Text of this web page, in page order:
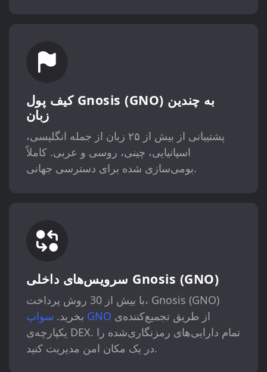
کیف پول Gnosis (GNO) به چندین
زبان
پشتیبانی از بیش از ۲۵ زبان از جمله انگلیسی،
اسپانیایی، چینی، روسی و عربی. کاملاً
بومی‌سازی شده برای دسترسی جهانی.
سرویس‌های داخلی Gnosis (GNO)
با بیش از 30 روش پرداخت، Gnosis (GNO)
بخرید. سواپ GNO
یکپارچه‌ی DEX. تمام دارایی‌های رمزنگاری‌شده را
در یک مکان امن مدیریت کنید.